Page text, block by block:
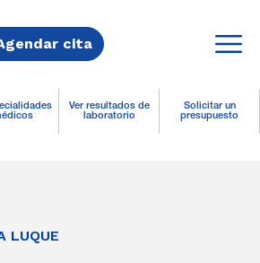
cita
Ver resultados de
laboratorio
Solicitar un
presupuesto
LUQUE